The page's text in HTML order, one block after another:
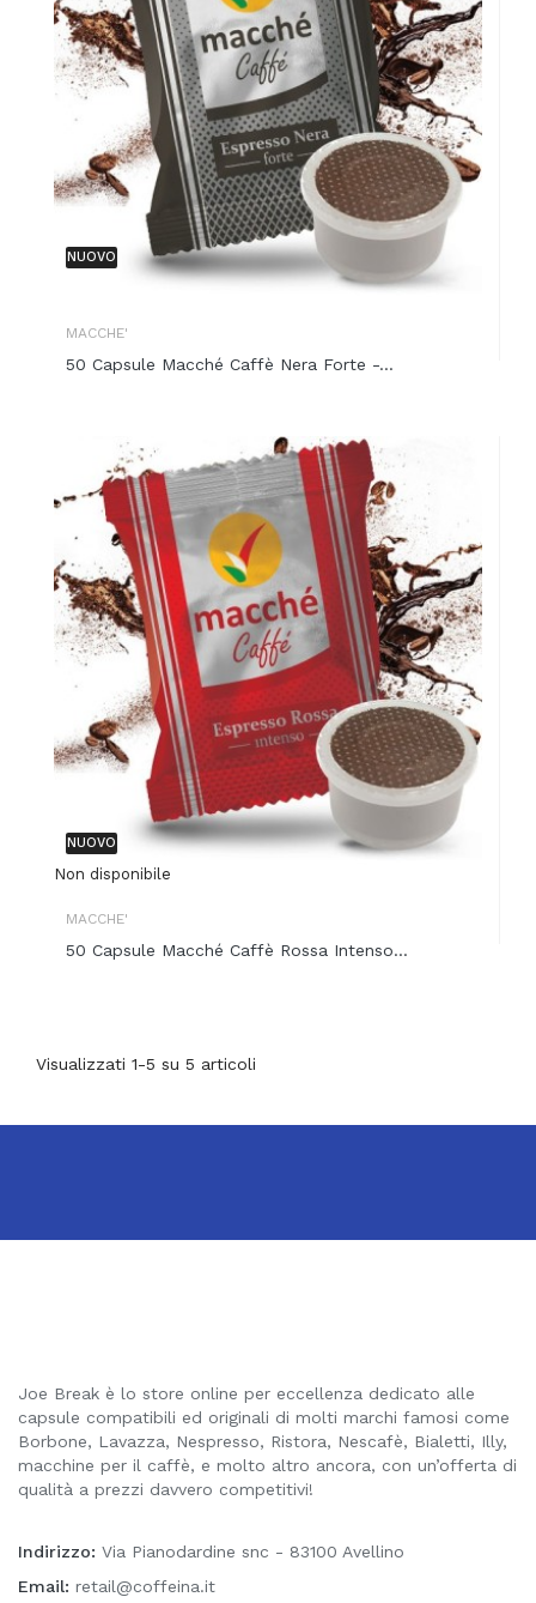
NUOVO
MACCHE'
50 Capsule Macché Caffè Nera Forte -...
NUOVO
Non disponibile
MACCHE'
50 Capsule Macché Caffè Rossa Intenso...
Visualizzati 1-5 su 5 articoli
Joe Break è lo store online per eccellenza dedicato alle
capsule compatibili ed originali di molti marchi famosi come
Borbone, Lavazza, Nespresso, Ristora, Nescafè, Bialetti, Illy,
macchine per il caffè, e molto altro ancora, con un’offerta di
qualità a prezzi davvero competitivi!
Indirizzo: Via Pianodardine snc - 83100 Avellino
Email: retail@coffeina.it